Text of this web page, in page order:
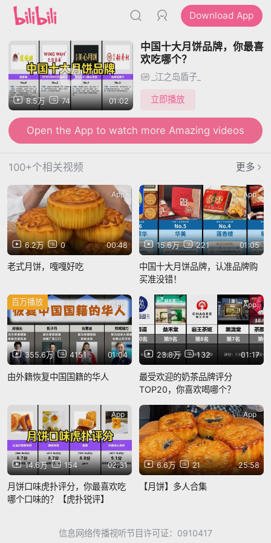
Download App
8.5万 74 01:02
中国十大月饼品牌，你最喜
欢吃哪个？
_江之岛盾子_
立即播放
Open the App to watch more Amazing videos
100+个相关视频 更多
6.2万 0 00:48
App
老式月饼，嘎嘎好吃
15.6万 221 01:05
App
中国十大月饼品牌，认准品牌购
买准没错！
355.6万 4151 01:04
百万播放 App
由外籍恢复中国国籍的华人
23.8万 132 01:17
App
最受欢迎的奶茶品牌评分
TOP20，你喜欢喝哪个？
14.6万 154 02:31
App
月饼口味虎扑评分，你最喜欢吃
哪个口味的？【虎扑锐评】
6.6万 21 25:58
App
【月饼】多人合集
信息网络传播视听节目许可证：0910417